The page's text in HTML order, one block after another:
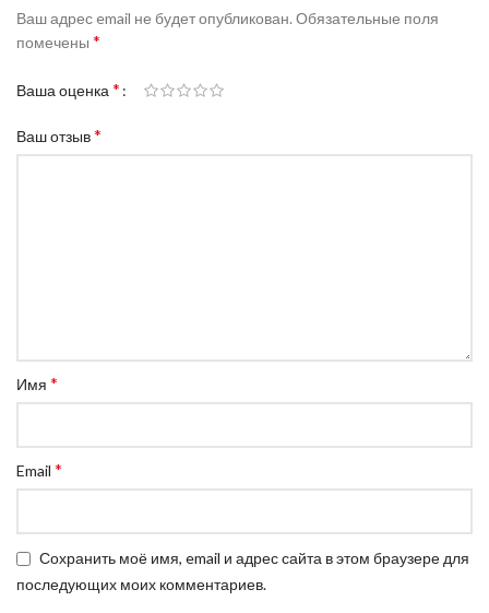
Ваш адрес email не будет опубликован. Обязательные поля
помечены *
Ваша оценка *
Ваш отзыв*
Имя *
Email *
Сохранить моё имя, email и адрес сайта в этом браузере для
последующих моих комментариев.